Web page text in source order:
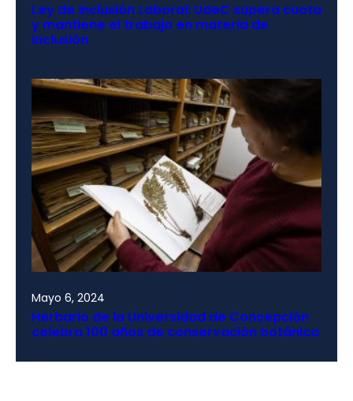
Ley de Inclusión Laboral: UdeC supera cuota
y mantiene el trabajo en materia de
inclusión
Mayo 6, 2024
Herbario de la Universidad de Concepción
celebra 100 años de conservación botánica